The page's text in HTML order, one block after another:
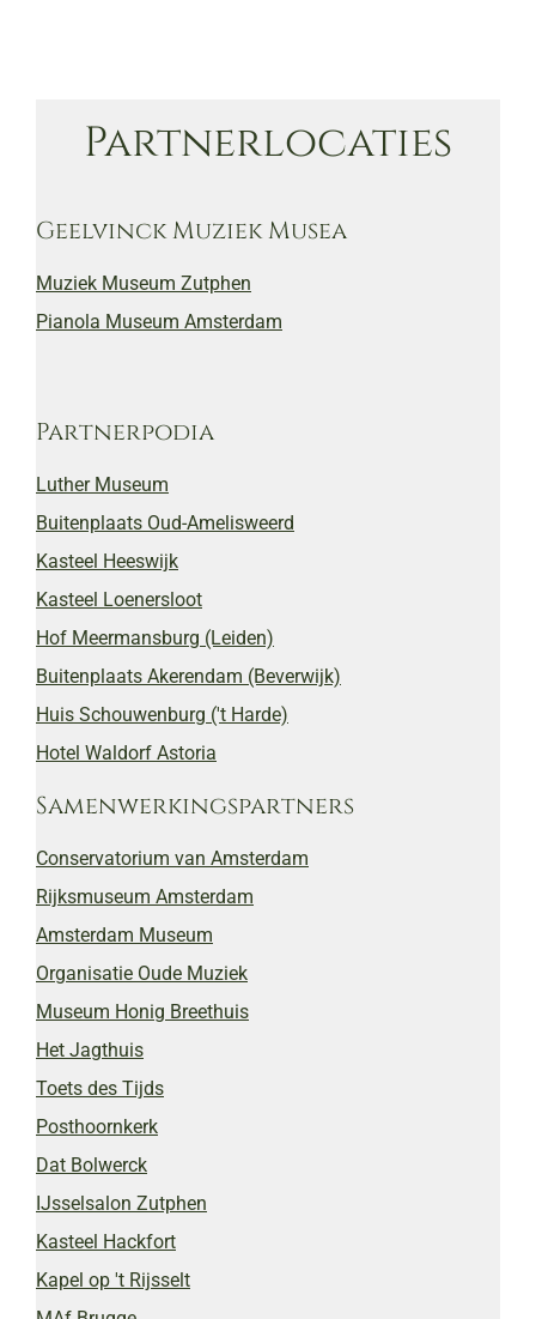
Partnerlocaties
Geelvinck Muziek Musea
Muziek Museum Zutphen
Pianola Museum Amsterdam
Partnerpodia
Luther Museum
Buitenplaats Oud-Amelisweerd
Kasteel Heeswijk
Kasteel Loenersloot
Hof Meermansburg (Leiden)
Buitenplaats Akerendam (Beverwijk)
Huis Schouwenburg ('t Harde)
Hotel Waldorf Astoria
Samenwerkingspartners
Conservatorium van Amsterdam
Rijksmuseum Amsterdam
Amsterdam Museum
Organisatie Oude Muziek
Museum Honig Breethuis
Het Jagthuis
Toets des Tijds
Posthoornkerk
Dat Bolwerck
IJsselsalon Zutphen
Kasteel Hackfort
Kapel op 't Rijsselt